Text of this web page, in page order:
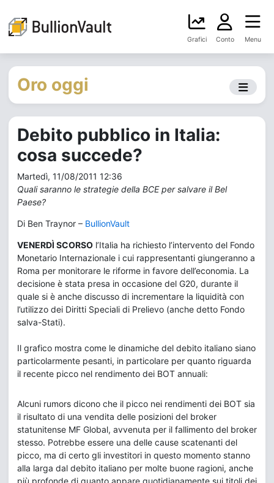
Grafici Conto Menu
Oro oggi
Debito pubblico in Italia:
cosa succede?
Martedì, 11/08/2011 12:36
Quali saranno le strategie della BCE per salvare il Bel
Paese?
Di Ben Traynor – BullionVault
VENERDÌ SCORSO l’Italia ha richiesto l’intervento del Fondo
Monetario Internazionale i cui rappresentanti giungeranno a
Roma per monitorare le riforme in favore dell’economia. La
decisione è stata presa in occasione del G20, durante il
quale si è anche discusso di incrementare la liquidità con
l’utilizzo dei Diritti Speciali di Prelievo (anche detto Fondo
salva-Stati).
Il grafico mostra come le dinamiche del debito italiano siano
particolarmente pesanti, in particolare per quanto riguarda
il recente picco nel rendimento dei BOT annuali:
Alcuni rumors dicono che il picco nei rendimenti dei BOT sia
il risultato di una vendita delle posizioni del broker
statunitense MF Global, avvenuta per il fallimento del broker
stesso. Potrebbe essere una delle cause scatenanti del
picco, ma di certo gli investitori in questo momento stanno
alla larga dal debito italiano per molte buone ragioni, anche
più profonde di quanto appare quotidianamente sui titoli dei